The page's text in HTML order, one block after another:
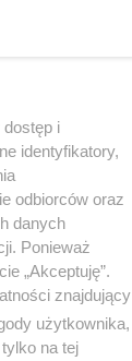
i
identyfikatory,
odbiorców oraz
danych
Ponieważ
„Akceptuję”.
znajdujący
użytkownika,
na tej